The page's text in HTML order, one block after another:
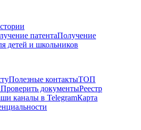
патентаПолучение
детей и школьников
Полезные контактыТОП
Проверить документыРеестр
каналы в TelegramКарта